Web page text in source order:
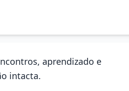
aprendizado e
intacta.